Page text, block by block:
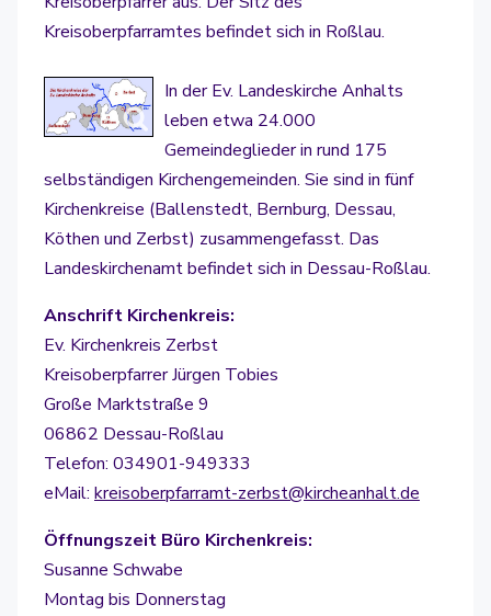
Kreisoberpfarramtes befindet sich in Roßlau.
In der Ev. Landeskirche Anhalts
leben etwa 24.000
Gemeindeglieder in rund 175
selbständigen Kirchengemeinden. Sie sind in fünf
Kirchenkreise (Ballenstedt, Bernburg, Dessau,
Köthen und Zerbst) zusammengefasst. Das
Landeskirchenamt befindet sich in Dessau-Roßlau.
Anschrift Kirchenkreis:
Ev. Kirchenkreis Zerbst
Kreisoberpfarrer Jürgen Tobies
Große Marktstraße 9
06862 Dessau-Roßlau
Telefon: 034901-949333
eMail: kreisoberpfarramt-zerbst@kircheanhalt.de
Öffnungszeit Büro Kirchenkreis:
Susanne Schwabe
Montag bis Donnerstag